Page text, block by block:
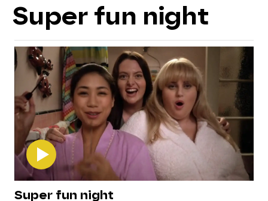
Super fun night
Super fun night